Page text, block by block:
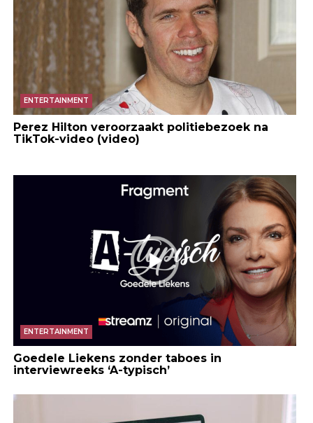
ENTERTAINMENT
Perez Hilton veroorzaakt politiebezoek na
TikTok-video (video)
ENTERTAINMENT
Goedele Liekens zonder taboes in
interviewreeks ‘A-typisch’